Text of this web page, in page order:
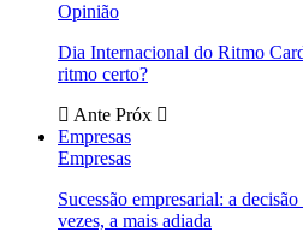
Opinião
Dia Internacional do Ritmo
ritmo certo?
Ante Próx
Empresas
Empresas
Sucessão empresarial: a
vezes, a mais adiada